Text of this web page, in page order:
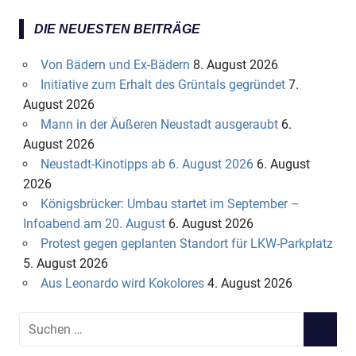
DIE NEUESTEN BEITRÄGE
Von Bädern und Ex-Bädern 8. August 2026
Initiative zum Erhalt des Grüntals gegründet 7.
August 2026
Mann in der Äußeren Neustadt ausgeraubt 6.
August 2026
Neustadt-Kinotipps ab 6. August 2026 6. August
2026
Königsbrücker: Umbau startet im September –
Infoabend am 20. August 6. August 2026
Protest gegen geplanten Standort für LKW-Parkplatz
5. August 2026
Aus Leonardo wird Kokolores 4. August 2026